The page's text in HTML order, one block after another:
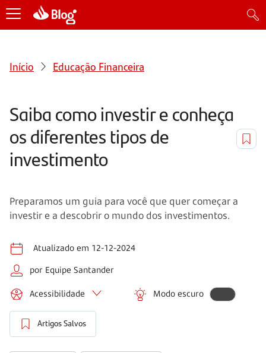
Início Educação Financeira
Saiba como investir e conheça
os diferentes tipos de
investimento
Preparamos um guia para você que quer começar a
investir e a descobrir o mundo dos investimentos.
Atualizado em 12-12-2024
por Equipe Santander
Acessibilidade Modo escuro
Artigos Salvos